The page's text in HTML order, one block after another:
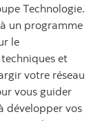
Technologie.
un programme
le
et
votre réseau
vous guider
développer vos